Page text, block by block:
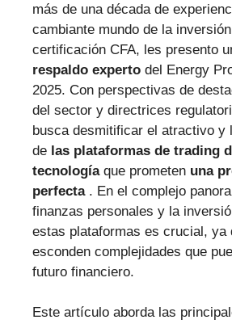
más de una década de
cambiante mundo de la
certificación CFA, les presento
respaldo experto del Energy
2025. Con perspectivas de
del sector y directrices
busca desmitificar el atractivo y
de las plataformas de trading
tecnologíaque prometen una
perfecta. En el complejo
finanzas personales y la
estas plataformas es crucial, ya
esconden complejidades que
futuro financiero.
Este artículo aborda las